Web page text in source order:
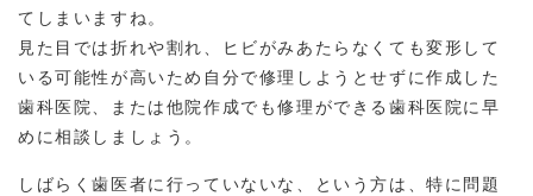
てしまいますね。
見た目では折れや割れ、ヒビがみあたらなくても変形して
いる可能性が高いため自分で修理しようとせずに作成した
歯科医院、または他院作成でも修理ができる歯科医院に早
めに相談しましょう。
しばらく歯医者に行っていないな、という方は、特に問題